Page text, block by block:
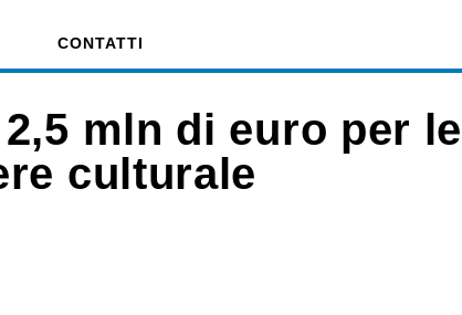
CONTATTI
mln di euro per le
culturale